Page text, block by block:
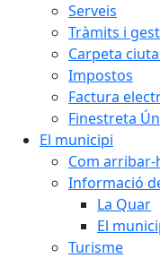
Serveis
Tràmits i
Carpeta
Impostos
Factura
Finestreta
El municipi
Com arribar-
Informació
La Quar
El
Turisme